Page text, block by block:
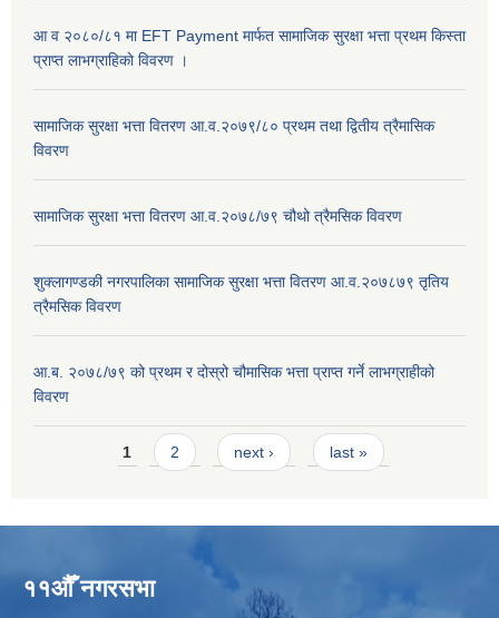
आ व २०८०/८१ मा EFT Payment मार्फत सामाजिक सुरक्षा भत्ता प्रथम किस्ता
प्राप्त लाभग्राहिकाे विवरण ।
सामाजिक सुरक्षा भत्ता वितरण आ.व.२०७९/८० प्रथम तथा द्वितीय त्रैमासिक
विवरण
सामाजिक सुरक्षा भत्ता वितरण आ.व.२०७८/७९ चौथो त्रैमसिक विवरण
शुक्लागण्डकी नगरपालिका सामाजिक सुरक्षा भत्ता वितरण आ.व.२०७८७९ तृतिय
त्रैमसिक विवरण
आ.ब. २०७८/७९ को प्रथम र दोस्रो चौमासिक भत्ता प्राप्त गर्ने लाभग्राहीको
विवरण
Pages1 2 next › last »
११औँ नगरसभा